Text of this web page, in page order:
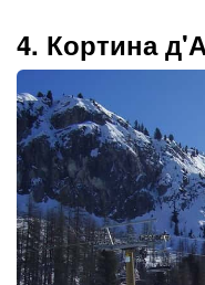
4. Кортина